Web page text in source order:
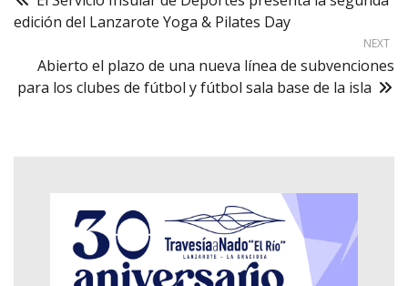
edición del Lanzarote Yoga & Pilates Day
NEXT
Abierto el plazo de una nueva línea de subvenciones
para los clubes de fútbol y fútbol sala base de la isla